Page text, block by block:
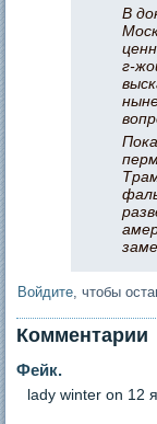
В
г-
Войдите , чтобы
Комментарии
Фейк.
lady winter on 12